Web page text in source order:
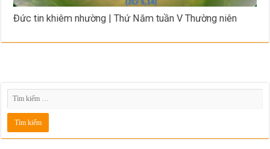
Đức tin khiêm nhường | Thứ Năm tuần V Thường niên